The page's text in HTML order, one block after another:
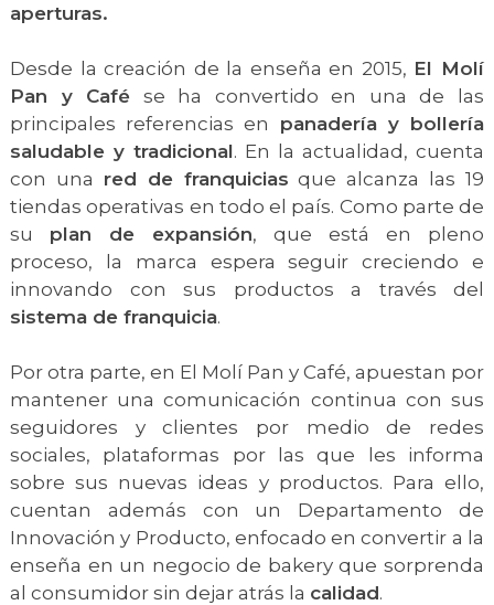
aperturas.
Desde la creación de la enseña en 2015, El Molí
Pan y Café se ha convertido en una de las
principales referencias en panadería y bollería
saludable y tradicional. En la actualidad, cuenta
con una red de franquicias que alcanza las 19
tiendas operativas en todo el país. Como parte de
su plan de expansión, que está en pleno
proceso, la marca espera seguir creciendo e
innovando con sus productos a través del
sistema de franquicia.
Por otra parte, en El Molí Pan y Café, apuestan por
mantener una comunicación continua con sus
seguidores y clientes por medio de redes
sociales, plataformas por las que les informa
sobre sus nuevas ideas y productos. Para ello,
cuentan además con un Departamento de
Innovación y Producto, enfocado en convertir a la
enseña en un negocio de bakery que sorprenda
al consumidor sin dejar atrás la calidad.